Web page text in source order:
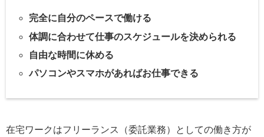
完全に自分のペースで働ける
体調に合わせて仕事のスケジュールを決められる
自由な時間に休める
パソコンやスマホがあればお仕事できる
在宅ワークはフリーランス（委託業務）としての働き方が